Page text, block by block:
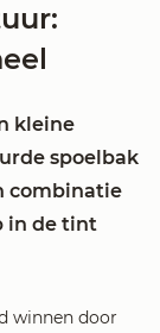
kleine
spoelbak
combinatie
in de tint
winnen door